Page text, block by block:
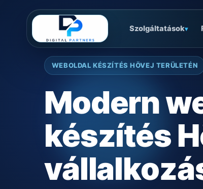
Szolgáltatások▾
WEBOLDAL KÉSZÍTÉS HÖVEJ TERÜLETÉN
Modern
készítés
jobb Google